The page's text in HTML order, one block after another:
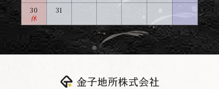
30
休
31